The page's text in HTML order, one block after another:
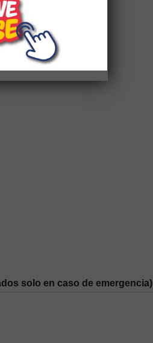
solo en caso de emergencia)